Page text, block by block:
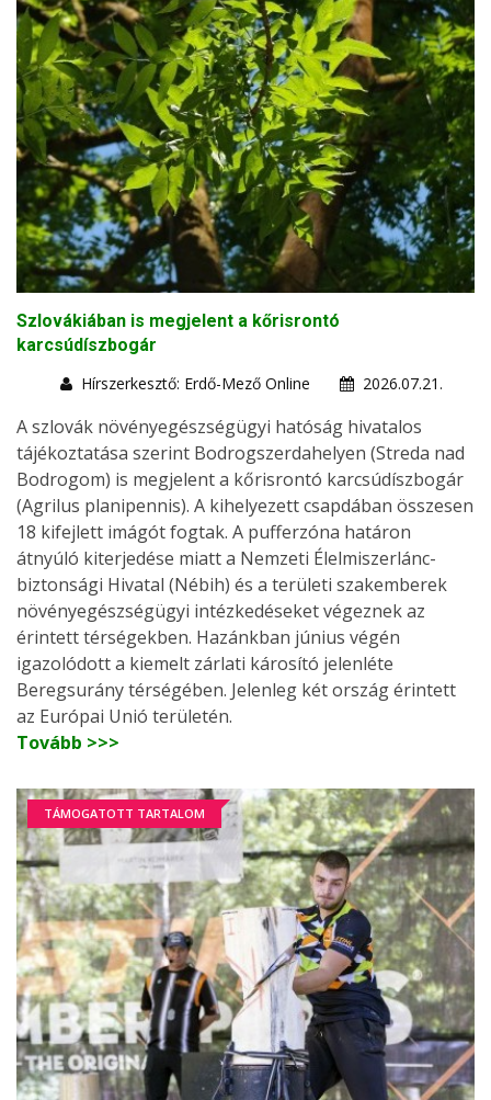
Szlovákiában is megjelent a kőrisrontó
karcsúdíszbogár
Hírszerkesztő: Erdő-Mező Online
2026.07.21.
A szlovák növényegészségügyi hatóság hivatalos
tájékoztatása szerint Bodrogszerdahelyen (Streda nad
Bodrogom) is megjelent a kőrisrontó karcsúdíszbogár
(Agrilus planipennis). A kihelyezett csapdában összesen
18 kifejlett imágót fogtak. A pufferzóna határon
átnyúló kiterjedése miatt a Nemzeti Élelmiszerlánc-
biztonsági Hivatal (Nébih) és a területi szakemberek
növényegészségügyi intézkedéseket végeznek az
érintett térségekben. Hazánkban június végén
igazolódott a kiemelt zárlati károsító jelenléte
Beregsurány térségében. Jelenleg két ország érintett
az Európai Unió területén.
Tovább >>>
TÁMOGATOTT TARTALOM